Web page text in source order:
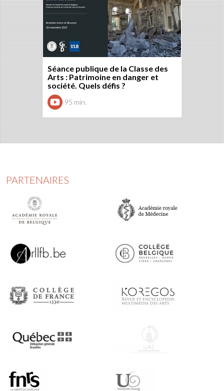
Séance publique de la Classe des
Arts : Patrimoine en danger et
société. Quels défis ?
95 min.
PARTENAIRES